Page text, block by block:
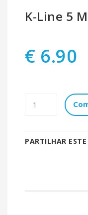
K-Line 5
€ 6.90
PARTILHAR